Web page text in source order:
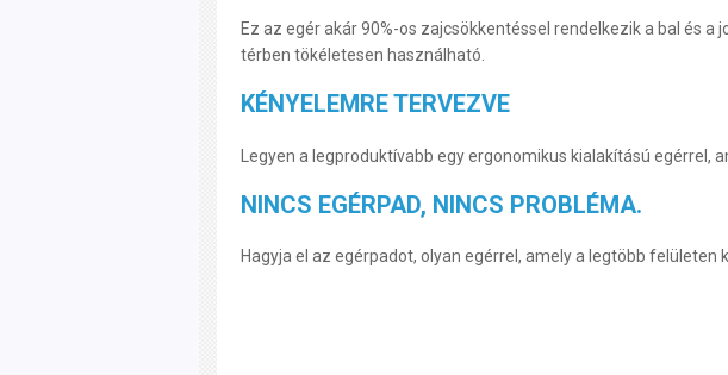
Ez az egér akár 90%-os zajcsökkentéssel rendelkezik a bal és
térben tökéletesen használható.
KÉNYELEMRE TERVEZVE
Legyen a legproduktívabb egy ergonomikus kialakítású egérrel,
NINCS EGÉRPAD, NINCS PROBLÉMA.
Hagyja el az egérpadot, olyan egérrel, amely a legtöbb felületen